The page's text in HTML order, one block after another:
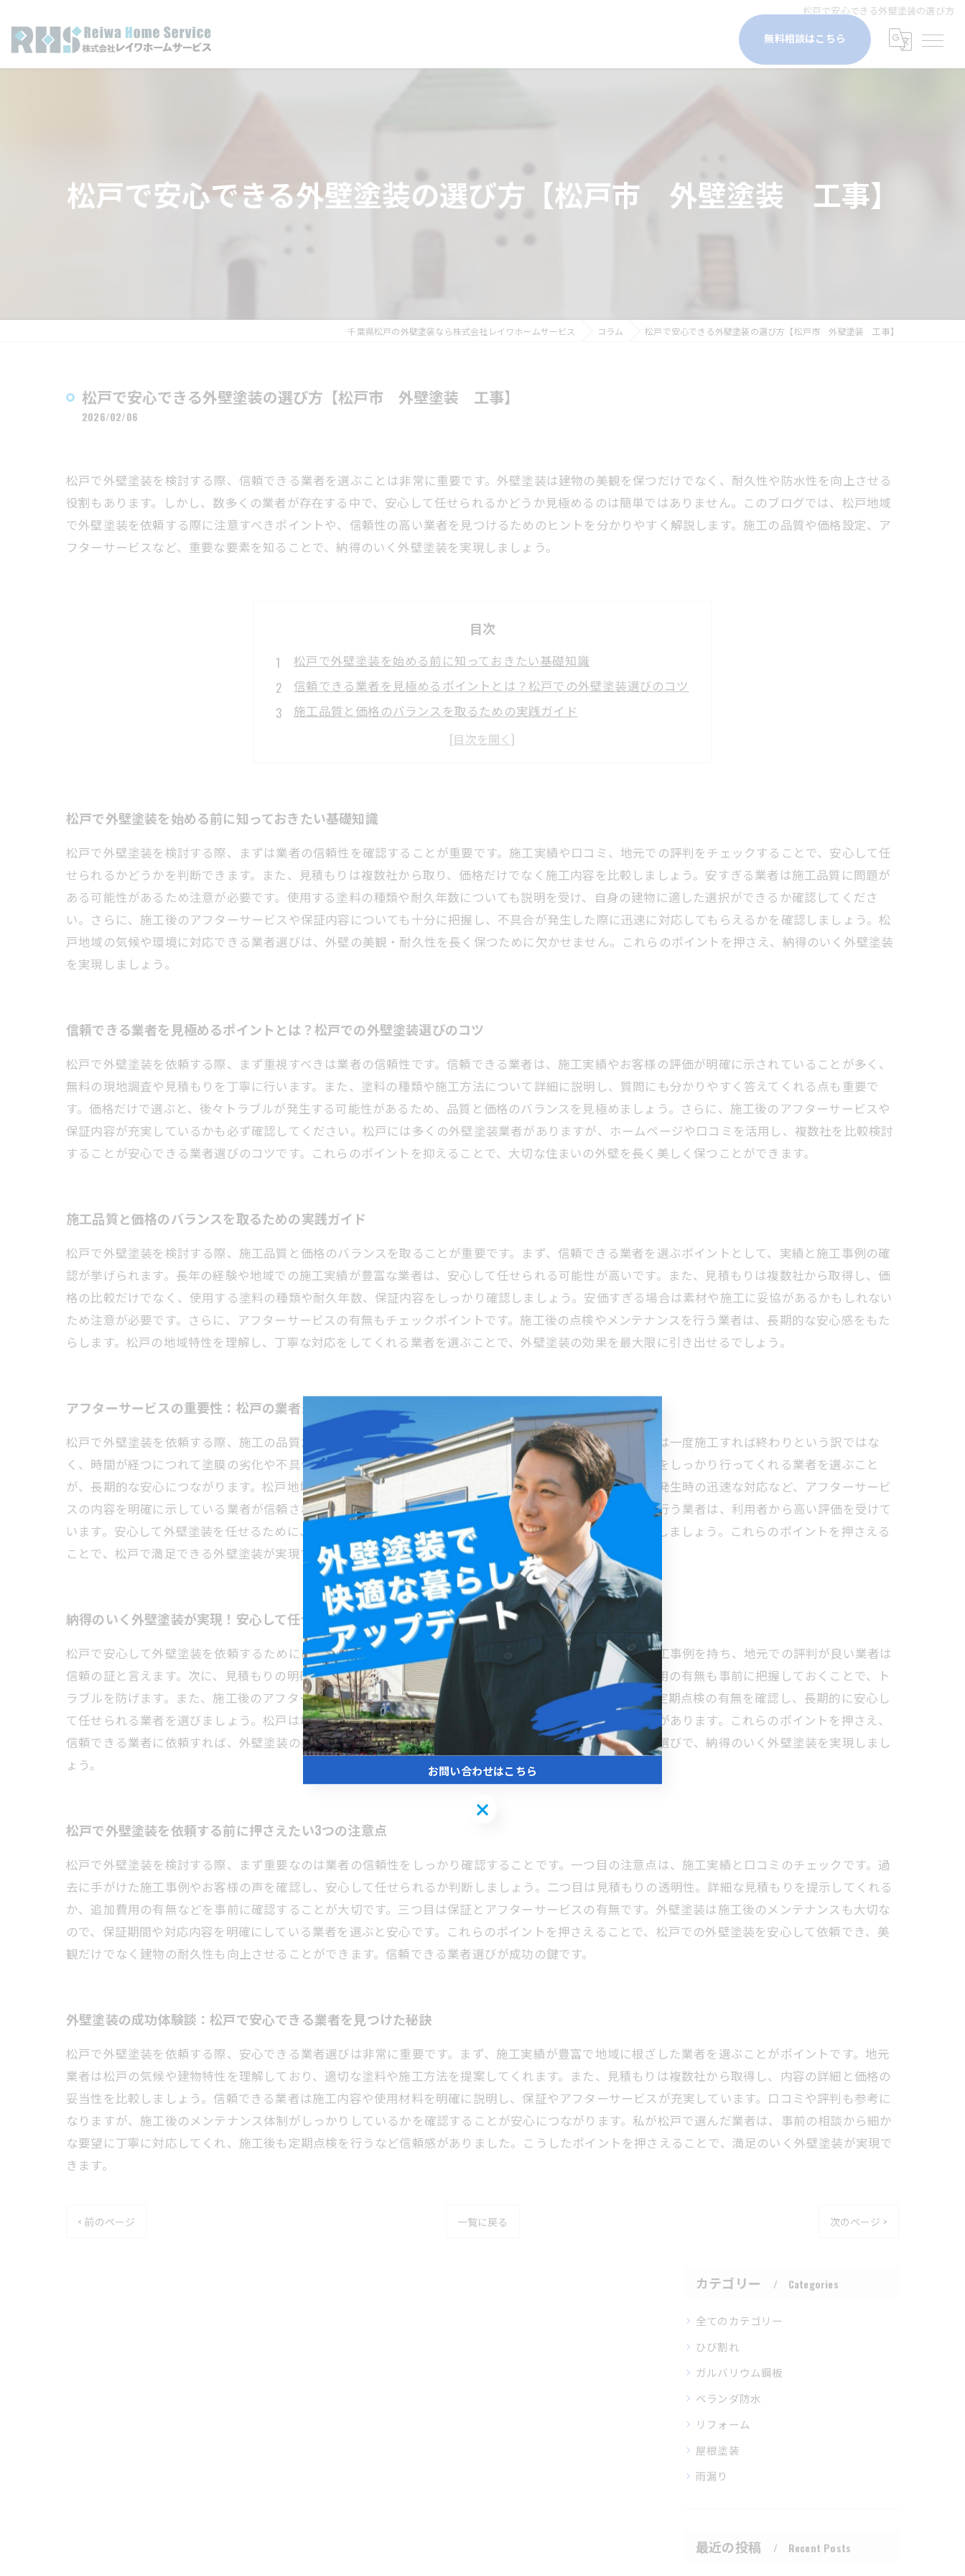
松戸で安心できる外壁塗装の選び方
無料相談はこちら
松戸で安心できる外壁塗装の選び方【松戸市 外壁塗装 工事】
千葉県松戸の外壁塗装なら株式会社レイワホームサービス コラム 松戸で安心できる外壁塗装の選び方【松戸市 外壁塗装 工事】
松戸で安心できる外壁塗装の選び方【松戸市 外壁塗装 工事】
2026/02/06
松戸で外壁塗装を検討する際、信頼できる業者を選ぶことは非常に重要です。外壁塗装は建物の美観を保つだけでなく、耐久性や防水性を向上させる
役割もあります。しかし、数多くの業者が存在する中で、安心して任せられるかどうか見極めるのは簡単ではありません。このブログでは、松戸地域
で外壁塗装を依頼する際に注意すべきポイントや、信頼性の高い業者を見つけるためのヒントを分かりやすく解説します。施工の品質や価格設定、ア
フターサービスなど、重要な要素を知ることで、納得のいく外壁塗装を実現しましょう。
目次
松戸で外壁塗装を始める前に知っておきたい基礎知識
信頼できる業者を見極めるポイントとは？松戸での外壁塗装選びのコツ
施工品質と価格のバランスを取るための実践ガイド
アフターサービスの重要性：松戸の業者選びで差がつく理由
外壁塗装の成功体験談：松戸で安心できる業者を見つけた秘訣
松戸で外壁塗装を始める前に知っておきたい基礎知識
松戸で外壁塗装を検討する際、まずは業者の信頼性を確認することが重要です。施工実績や口コミ、地元での評判をチェックすることで、安心して任
せられるかどうかを判断できます。また、見積もりは複数社から取り、価格だけでなく施工内容を比較しましょう。安すぎる業者は施工品質に問題が
ある可能性があるため注意が必要です。使用する塗料の種類や耐久年数についても説明を受け、自身の建物に適した選択ができるか確認してくださ
い。さらに、施工後のアフターサービスや保証内容についても十分に把握し、不具合が発生した際に迅速に対応してもらえるかを確認しましょう。松
戸地域の気候や環境に対応できる業者選びは、外壁の美観・耐久性を長く保つために欠かせません。これらのポイントを押さえ、納得のいく外壁塗装
を実現しましょう。
信頼できる業者を見極めるポイントとは？松戸での外壁塗装選びのコツ
松戸で外壁塗装を依頼する際、まず重視すべきは業者の信頼性です。信頼できる業者は、施工実績やお客様の評価が明確に示されていることが多く、
無料の現地調査や見積もりを丁寧に行います。また、塗料の種類や施工方法について詳細に説明し、質問にも分かりやすく答えてくれる点も重要で
す。価格だけで選ぶと、後々トラブルが発生する可能性があるため、品質と価格のバランスを見極めましょう。さらに、施工後のアフターサービスや
保証内容が充実しているかも必ず確認してください。松戸には多くの外壁塗装業者がありますが、ホームページや口コミを活用し、複数社を比較検討
することが安心できる業者選びのコツです。これらのポイントを抑えることで、大切な住まいの外壁を長く美しく保つことができます。
施工品質と価格のバランスを取るための実践ガイド
松戸で外壁塗装を検討する際、施工品質と価格のバランスを取ることが重要です。まず、信頼できる業者を選ぶポイントとして、実績と施工事例の確
認が挙げられます。長年の経験や地域での施工実績が豊富な業者は、安心して任せられる可能性が高いです。また、見積もりは複数社から取得し、価
格の比較だけでなく、使用する塗料の種類や耐久年数、保証内容をしっかり確認しましょう。安価すぎる場合は素材や施工に妥協があるかもしれない
ため注意が必要です。さらに、アフターサービスの有無もチェックポイントです。施工後の点検やメンテナンスを行う業者は、長期的な安心感をもた
らします。松戸の地域特性を理解し、丁寧な対応をしてくれる業者を選ぶことで、外壁塗装の効果を最大限に引き出せるでしょう。
アフターサービスの重要性：松戸の業者選びで差がつく理由
松戸で外壁塗装を依頼する際、施工の品質だけでなくアフターサービスの充実も非常に重要です。外壁塗装は一度施工すれば終わりという訳ではな
く、時間が経つにつれて塗膜の劣化や不具合が起こることもあります。そのため、工事後の点検や補修対応をしっかり行ってくれる業者を選ぶこと
が、長期的な安心につながります。松戸地域では、施工後の保証期間や定期メンテナンス、万が一の不具合発生時の迅速な対応など、アフターサービ
スの内容を明確に示している業者が信頼されやすい傾向にあります。また、適正な価格設定と丁寧な説明を行う業者は、利用者から高い評価を受けて
います。安心して外壁塗装を任せるために、施工前の打ち合わせでアフターサービスについても十分に確認しましょう。これらのポイントを押さえる
ことで、松戸で満足できる外壁塗装が実現できます。
納得のいく外壁塗装が実現！安心して任せられる松戸の業者まとめ
松戸で安心して外壁塗装を依頼するためには、まず施工実績と口コミを確認することが重要です。多くの施工事例を持ち、地元での評判が良い業者は
信頼の証と言えます。次に、見積もりの明確さや価格設定にも注意しましょう。適正価格であるか、追加費用の有無も事前に把握しておくことで、ト
ラブルを防げます。また、施工後のアフターサービスが充実しているかも選択のポイントです。保証内容や定期点検の有無を確認し、長期的に安心し
て任せられる業者を選びましょう。松戸は地域性を理解した業者が多い一方で、業者選びは慎重に行う必要があります。これらのポイントを押さえ、
信頼できる業者に依頼すれば、外壁塗装の美観と機能性をしっかりと保つことが可能です。安心できる業者選びで、納得のいく外壁塗装を実現しまし
ょう。
松戸で外壁塗装を依頼する前に押さえたい3つの注意点
松戸で外壁塗装を検討する際、まず重要なのは業者の信頼性をしっかり確認することです。一つ目の注意点は、施工実績と口コミのチェックです。過
去に手がけた施工事例やお客様の声を確認し、安心して任せられるか判断しましょう。二つ目は見積もりの透明性。詳細な見積もりを提示してくれる
か、追加費用の有無などを事前に確認することが大切です。三つ目は保証とアフターサービスの有無です。外壁塗装は施工後のメンテナンスも大切な
ので、保証期間や対応内容を明確にしている業者を選ぶと安心です。これらのポイントを押さえることで、松戸での外壁塗装を安心して依頼でき、美
観だけでなく建物の耐久性も向上させることができます。信頼できる業者選びが成功の鍵です。
外壁塗装の成功体験談：松戸で安心できる業者を見つけた秘訣
松戸で外壁塗装を依頼する際、安心できる業者選びは非常に重要です。まず、施工実績が豊富で地域に根ざした業者を選ぶことがポイントです。地元
業者は松戸の気候や建物特性を理解しており、適切な塗料や施工方法を提案してくれます。また、見積もりは複数社から取得し、内容の詳細と価格の
妥当性を比較しましょう。信頼できる業者は施工内容や使用材料を明確に説明し、保証やアフターサービスが充実しています。口コミや評判も参考に
なりますが、施工後のメンテナンス体制がしっかりしているかを確認することが安心につながります。私が松戸で選んだ業者は、事前の相談から細か
な要望に丁寧に対応してくれ、施工後も定期点検を行うなど信頼感がありました。こうしたポイントを押さえることで、満足のいく外壁塗装が実現で
きます。
< 前のページ 一覧に戻る 次のページ >
カテゴリー Categories
全てのカテゴリー
ひび割れ
ガルバリウム鋼板
ベランダ防水
リフォーム
屋根塗装
雨漏り
最近の投稿 Recent Posts
お問い合わせはこちら
お問い合わせはこちら